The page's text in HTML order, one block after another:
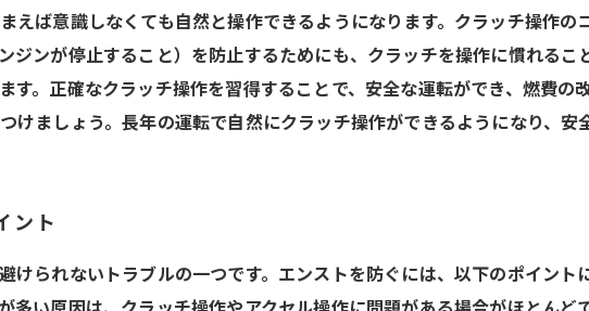
えば意識しなくても自然と操作できるようになります。クラッチ操作
ジンが停止すること）を防止するためにも、クラッチを操作に慣れる
す。正確なクラッチ操作を習得することで、安全な運転ができ、燃費の
けましょう。長年の運転で自然にクラッチ操作ができるようになり、安
ント
けられないトラブルの一つです。エンストを防ぐには、以下のポイント